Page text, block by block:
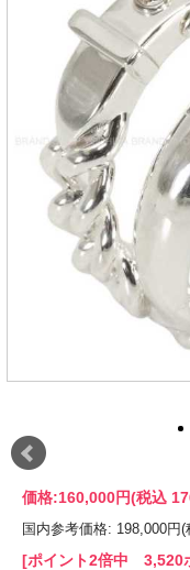
価格:160,000円(税込
国内参考価格: 198,000円(
[ポイント2倍中 3,520